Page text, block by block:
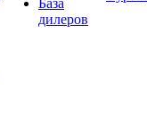
База
дилеров